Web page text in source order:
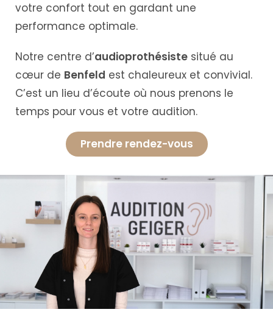
votre confort tout en gardant une
performance optimale.
Notre centre d’audioprothésiste situé au
cœur de Benfeld est chaleureux et convivial.
C’est un lieu d’écoute où nous prenons le
temps pour vous et votre audition.
Prendre rendez-vous